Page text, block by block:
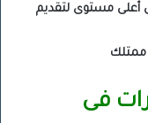
أعلى مستوى لتقديم
ممتلك
فى